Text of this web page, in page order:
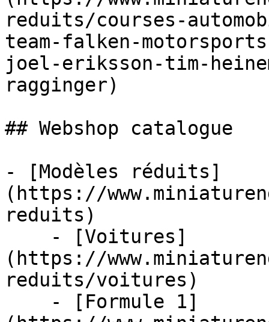
reduits/courses-
team-falken-
joel-eriksson-tim-
ragginger)
## Webshop catalogue
- [Modèles réduits]
(https://
reduits)
(https://
reduits/voitures)